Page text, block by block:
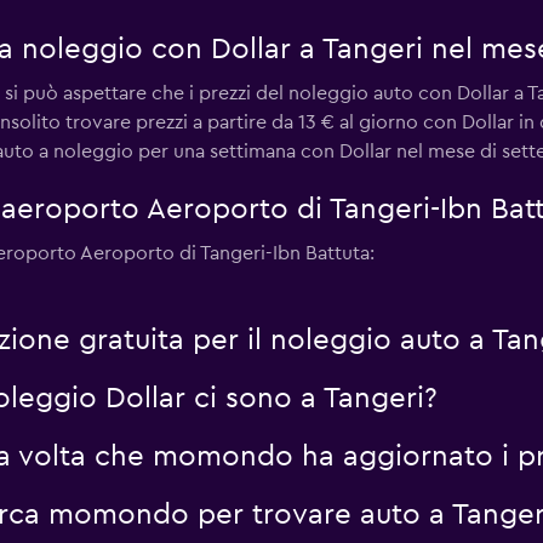
noleggio con Dollar a Tangeri nel
può aspettare che i prezzi del noleggio auto con Dollar a
trovare prezzi a partire da 13 € al giorno con Dollar
a noleggio per una settimana con Dollar nel mese di
Aeroporto di Tangeri-Ibn
Aeroporto di Tangeri-Ibn Battuta:
gratuita per il noleggio auto a
Dollar ci sono a Tangeri?
volta che momondo ha aggiornato i
momondo per trovare auto a